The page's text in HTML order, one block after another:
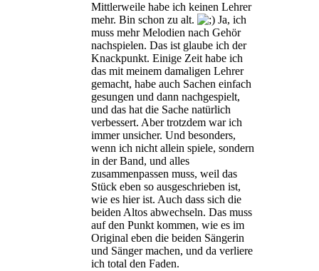
Mittlerweile habe ich keinen Lehrer
mehr. Bin schon zu alt.
Ja, ich
muss mehr Melodien nach Gehör
nachspielen. Das ist glaube ich der
Knackpunkt. Einige Zeit habe ich
das mit meinem damaligen Lehrer
gemacht, habe auch Sachen einfach
gesungen und dann nachgespielt,
und das hat die Sache natürlich
verbessert. Aber trotzdem war ich
immer unsicher. Und besonders,
wenn ich nicht allein spiele, sondern
in der Band, und alles
zusammenpassen muss, weil das
Stück eben so ausgeschrieben ist,
wie es hier ist. Auch dass sich die
beiden Altos abwechseln. Das muss
auf den Punkt kommen, wie es im
Original eben die beiden Sängerin
und Sänger machen, und da verliere
ich total den Faden.